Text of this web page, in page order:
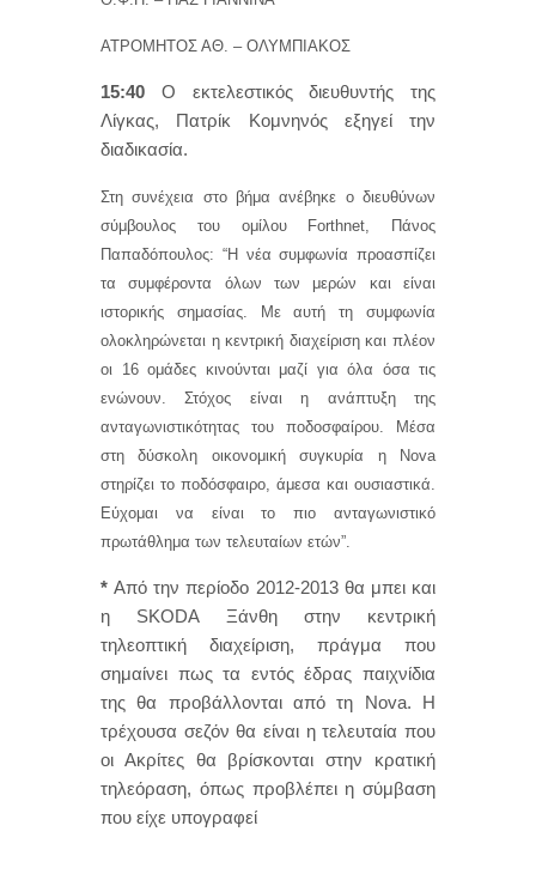
ΑΤΡΟΜΗΤΟΣ ΑΘ. – ΟΛΥΜΠΙΑΚΟΣ
15:40 Ο εκτελεστικός διευθυντής της
Λίγκας, Πατρίκ Κομνηνός εξηγεί την
διαδικασία.
Στη συνέχεια στο βήμα ανέβηκε ο διευθύνων
σύμβουλος του ομίλου Forthnet, Πάνος
Παπαδόπουλος: “Η νέα συμφωνία προασπίζει
τα συμφέροντα όλων των μερών και είναι
ιστορικής σημασίας. Με αυτή τη συμφωνία
ολοκληρώνεται η κεντρική διαχείριση και πλέον
οι 16 ομάδες κινούνται μαζί για όλα όσα τις
ενώνουν. Στόχος είναι η ανάπτυξη της
ανταγωνιστικότητας του ποδοσφαίρου. Μέσα
στη δύσκολη οικονομική συγκυρία η Nova
στηρίζει το ποδόσφαιρο, άμεσα και ουσιαστικά.
Εύχομαι να είναι το πιο ανταγωνιστικό
πρωτάθλημα των τελευταίων ετών”.
*Από την περίοδο 2012-2013 θα μπει και
η SKODA Ξάνθη στην κεντρική
τηλεοπτική διαχείριση, πράγμα που
σημαίνει πως τα εντός έδρας παιχνίδια
της θα προβάλλονται από τη Nova. Η
τρέχουσα σεζόν θα είναι η τελευταία που
οι Ακρίτες θα βρίσκονται στην κρατική
τηλεόραση, όπως προβλέπει η σύμβαση
που είχε υπογραφεί